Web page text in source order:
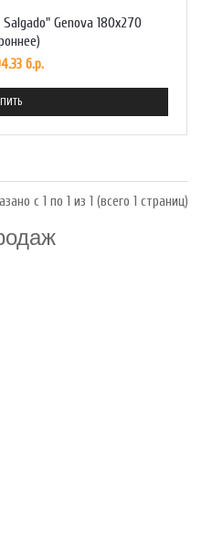
Genova 180х270
б.р.
с 1 по 1 из 1 (всего 1 страниц)